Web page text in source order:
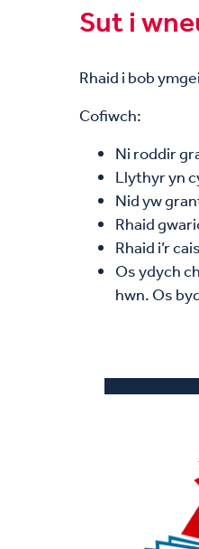
Sut i
Rhaid i bob
Cofiwch:
Ni roddir
Llythyr yn
Nid yw
Rhaid
Rhaid i’r
Os ydych
hwn. Os